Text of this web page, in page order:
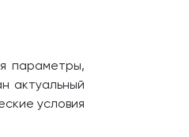
параметры,
актуальный
условия